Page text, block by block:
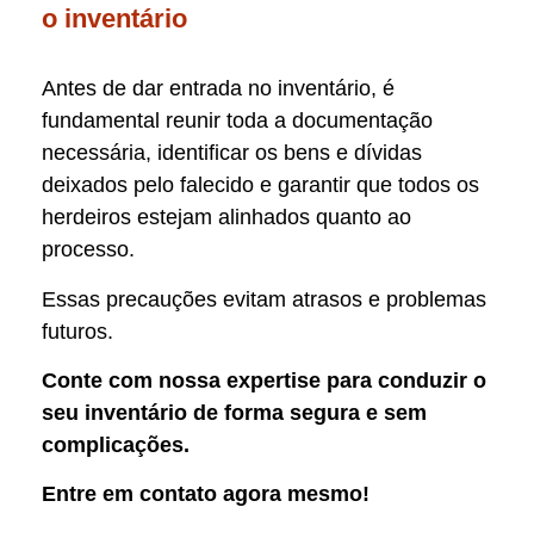
o inventário
Antes de dar entrada no inventário, é
fundamental reunir toda a documentação
necessária, identificar os bens e dívidas
deixados pelo falecido e garantir que todos os
herdeiros estejam alinhados quanto ao
processo.
Essas precauções evitam atrasos e problemas
futuros.
Conte com nossa expertise para conduzir o
seu inventário de forma segura e sem
complicações.
Entre em contato agora mesmo!